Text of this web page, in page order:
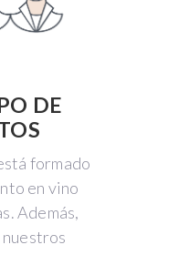
DE
formado
en vino
Además,
nuestros